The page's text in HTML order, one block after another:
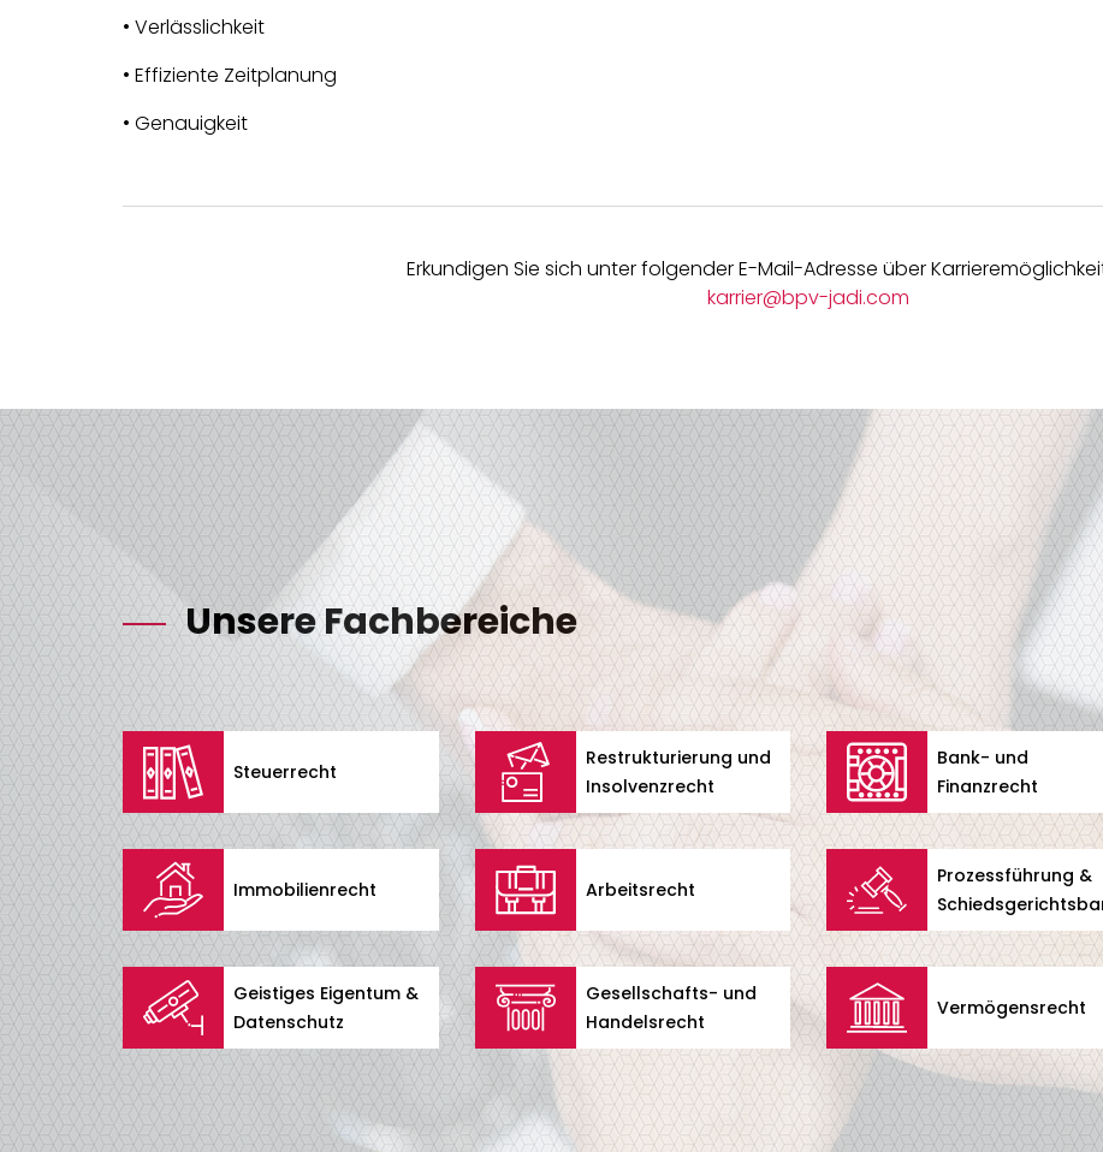
• Verlässlichkeit
• Effiziente Zeitplanung
• Genauigkeit
Erkundigen Sie sich unter folgender E-Mail-Adresse über
karrier@bpv-jadi.com
Unsere Fachbereiche
Steuerrecht
Restrukturierung und
Insolvenzrecht
Bank- und
Finanzrecht
Immobilienrecht Arbeitsrecht
Prozessführung &
Geistiges Eigentum &
Datenschutz
Gesellschafts- und
Handelsrecht
Vermögensrecht